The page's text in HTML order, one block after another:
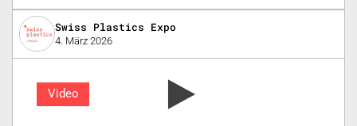
Swiss Plastics Expo
4. März 2026
Video